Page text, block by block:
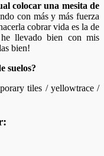
colocar una mesita de
con más y más fuerza
cobrar vida es la de
llevado bien con mis
bien!
suelos?
tiles / yellowtrace /